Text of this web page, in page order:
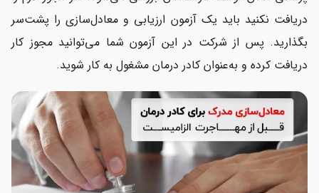
دریافت نکنید باید یک آزمون ارزیابی و معادل‌سازی را پشت‌سر
بگذارید. پس از شرکت در این آزمون شما می‌توانید مجوز کار
دریافت کرده و به‌عنوان کادر درمان مشغول به کار شوید.